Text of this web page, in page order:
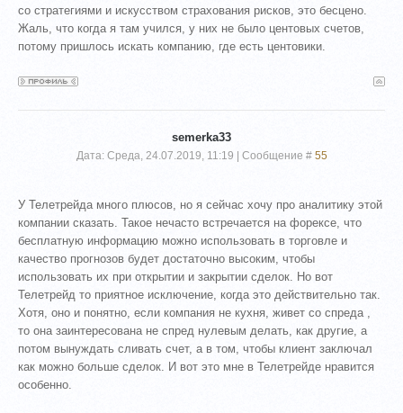
со стратегиями и искусством страхования рисков, это бесцено.
Жаль, что когда я там учился, у них не было центовых счетов,
потому пришлось искать компанию, где есть центовики.
semerka33
Дата: Среда, 24.07.2019, 11:19 | Сообщение # 55
У Телетрейда много плюсов, но я сейчас хочу про аналитику этой
компании сказать. Такое нечасто встречается на форексе, что
бесплатную информацию можно использовать в торговле и
качество прогнозов будет достаточно высоким, чтобы
использовать их при открытии и закрытии сделок. Но вот
Телетрейд то приятное исключение, когда это действительно так.
Хотя, оно и понятно, если компания не кухня, живет со спреда ,
то она заинтересована не спред нулевым делать, как другие, а
потом вынуждать сливать счет, а в том, чтобы клиент заключал
как можно больше сделок. И вот это мне в Телетрейде нравится
особенно.